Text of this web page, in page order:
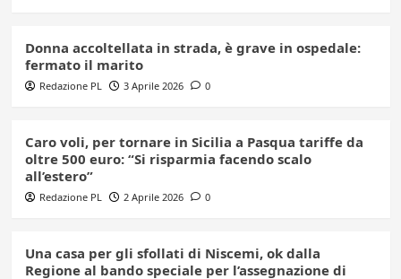
Donna accoltellata in strada, è grave in ospedale:
fermato il marito
Redazione PL 3 Aprile 2026 0
Caro voli, per tornare in Sicilia a Pasqua tariffe da
oltre 500 euro: “Si risparmia facendo scalo
all’estero”
Redazione PL 2 Aprile 2026 0
Una casa per gli sfollati di Niscemi, ok dalla
Regione al bando speciale per l’assegnazione di